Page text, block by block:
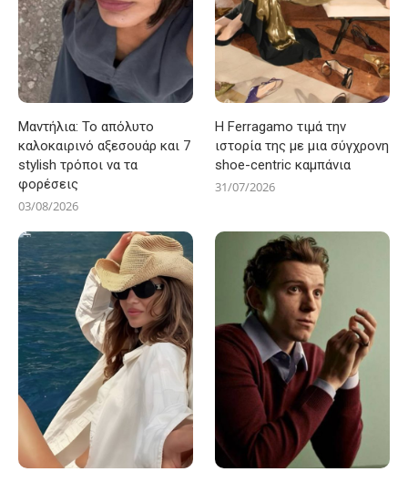
Μαντήλια: Το απόλυτο
καλοκαιρινό αξεσουάρ και 7
stylish τρόποι να τα
φορέσεις
03/08/2026
Η Ferragamo τιμά την
ιστορία της με μια σύγχρονη
shoe-centric καμπάνια
31/07/2026